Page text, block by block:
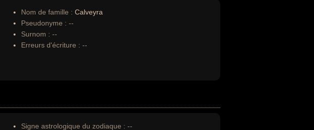
Nom de famille : Calveyra
Pseudonyme : --
Surnom : --
Erreurs d'écriture : --
Signe astrologique du zodiaque : --